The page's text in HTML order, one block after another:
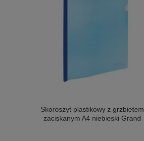
Skoroszyt plastikowy z grzbietem
zaciskanym A4 niebieski Grand